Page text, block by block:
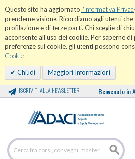
Questo sito ha aggiornato l'informativa
prenderne visione. Ricordiamo agli utenti
profilazione e di terze parti. Chi sceglie di
acconsente all'uso dei cookie. Per saperne
preferenze sui cookie, gli utenti possono
Cookie
Chiudi Maggiori Informazioni
ISCRIVITI ALLA NEWSLETTER Benvenuto in